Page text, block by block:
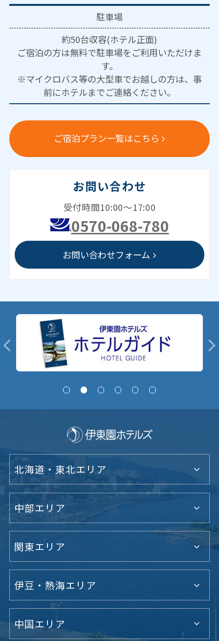
駐車場
約50台収容(ホテル正面)
ご宿泊の方は無料で駐車場をご利用いただけま
す。
※マイクロバス等の大型車でお越しの方は、事
前にホテルまでご連絡ください。
ご宿泊プラン一覧はこちら
お問い合わせ
受付時間10:00～17:00
0570-068-780
お問い合わせフォーム
北海道・東北エリア
中部エリア
関東エリア
伊豆・熱海エリア
中国エリア